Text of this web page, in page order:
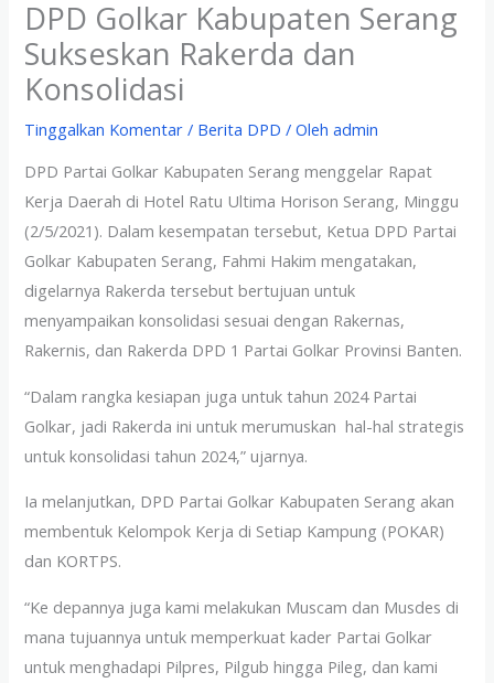
DPD Golkar Kabupaten Serang
Sukseskan Rakerda dan
Konsolidasi
Tinggalkan Komentar / Berita DPD / Olehadmin
DPD Partai Golkar Kabupaten Serang menggelar Rapat
Kerja Daerah di Hotel Ratu Ultima Horison Serang, Minggu
(2/5/2021). Dalam kesempatan tersebut, Ketua DPD Partai
Golkar Kabupaten Serang, Fahmi Hakim mengatakan,
digelarnya Rakerda tersebut bertujuan untuk
menyampaikan konsolidasi sesuai dengan Rakernas,
Rakernis, dan Rakerda DPD 1 Partai Golkar Provinsi Banten.
“Dalam rangka kesiapan juga untuk tahun 2024 Partai
Golkar, jadi Rakerda ini untuk merumuskan hal-hal strategis
untuk konsolidasi tahun 2024,” ujarnya.
Ia melanjutkan, DPD Partai Golkar Kabupaten Serang akan
membentuk Kelompok Kerja di Setiap Kampung (POKAR)
dan KORTPS.
“Ke depannya juga kami melakukan Muscam dan Musdes di
mana tujuannya untuk memperkuat kader Partai Golkar
untuk menghadapi Pilpres, Pilgub hingga Pileg, dan kami